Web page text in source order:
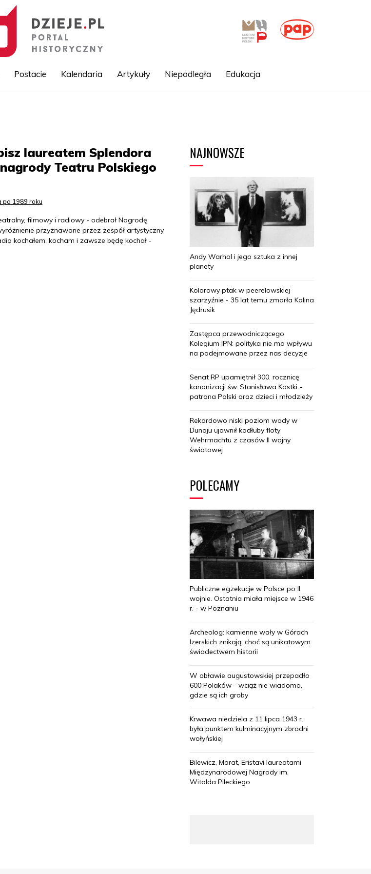
Postacie Kalendaria Artykuły Niepodległa Edukacja
laureatem Splendora
Teatru Polskiego
po 1989 roku
filmowy i radiowy - odebrał Nagrodę
przyznawane przez zespół artystyczny
kochałem, kocham i zawsze będę kochał -
NAJNOWSZE
Andy Warhol i jego sztuka z innej
planety
Kolorowy ptak w peerelowskiej
szarzyźnie - 35 lat temu zmarła Kalina
Jędrusik
Zastępca przewodniczącego
Kolegium IPN: polityka nie ma wpływu
na podejmowane przez nas decyzje
Senat RP upamiętnił 300. rocznicę
kanonizacji św. Stanisława Kostki -
patrona Polski oraz dzieci i młodzieży
Rekordowo niski poziom wody w
Dunaju ujawnił kadłuby floty
Wehrmachtu z czasów II wojny
światowej
POLECAMY
Publiczne egzekucje w Polsce po II
wojnie. Ostatnia miała miejsce w 1946
r. - w Poznaniu
Archeolog: kamienne wały w Górach
Izerskich znikają, choć są unikatowym
świadectwem historii
W obławie augustowskiej przepadło
600 Polaków - wciąż nie wiadomo,
gdzie są ich groby
Krwawa niedziela z 11 lipca 1943 r.
była punktem kulminacyjnym zbrodni
wołyńskiej
Bilewicz, Marat, Eristavi laureatami
Międzynarodowej Nagrody im.
Witolda Pileckiego